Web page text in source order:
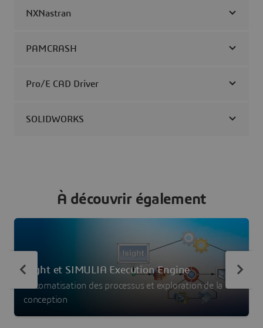
NXNastran
PAMCRASH
Pro/E CAD Driver
SOLIDWORKS
À découvrir également
Isight et SIMULIA Execution Engine
Automatisation des processus et exploration de la
conception